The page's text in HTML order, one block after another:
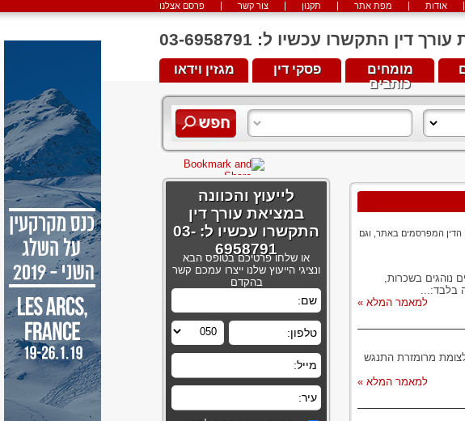
פרסם אצלנו צור קשר תקנון מפת אתר אודות
דין התקשרו עכשיו ל: 03-6958791
מגזין וידאו פסקי דין
מומחים
כותבים
הדין המפרסמים באתר, וגם
נוהגים בשכרות,
למאמר המלא »
מרומזרת התנגש
למאמר המלא »
לייעוץ והכוונה
במציאת עורך דין
התקשרו עכשיו ל: 03-
6958791
או שלחו פרטיכם בטופס הבא
ונציגי הייעוץ שלנו ייצרו עמכם קשר
בהקדם